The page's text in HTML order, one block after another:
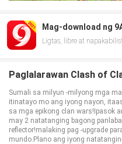
Mag-download ng
Ligtas, libre at napakabilis!
Paglalarawan Clash of
Sumali sa milyun -milyong mga
itinatayo mo ang iyong nayon,
sa mga epikong clan wars!Ipasok
may 2 natatanging bagong
reflector!malaking pag -upgrade
mundo.Plano ang iyong